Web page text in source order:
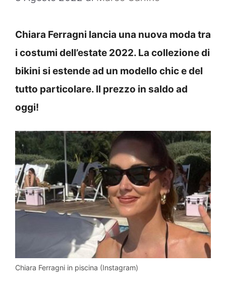
Chiara Ferragni lancia una nuova moda tra
i costumi dell’estate 2022. La collezione di
bikini si estende ad un modello chic e del
tutto particolare. Il prezzo in saldo ad
oggi!
Chiara Ferragni in piscina (Instagram)